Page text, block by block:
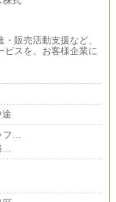
販売活動支援など、
ビスを、お客様企業に
フ…
…